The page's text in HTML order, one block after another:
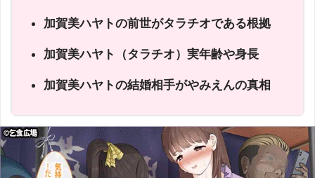
加賀美ハヤトの前世がタラチオである根拠
加賀美ハヤト（タラチオ）実年齢や身長
加賀美ハヤトの結婚相手がやみえんの真相